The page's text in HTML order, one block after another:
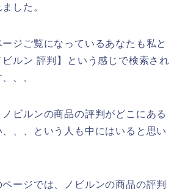
した。
ジご覧になっているあなたも私と
ルン 評判】という感じで検索され
、、
ビルンの商品の評判がどこにある
、、という人も中にはいると思い
ージでは、ノビルンの商品の評判